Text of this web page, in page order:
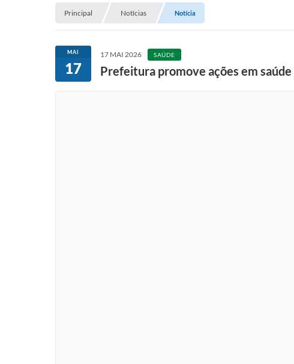
Principal Notícias Notícia
MAI
17
17 MAI 2026 SAÚDE
Prefeitura promove ações em